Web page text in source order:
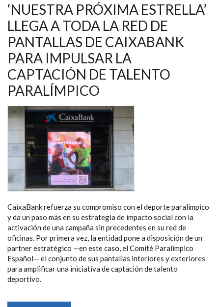
EN
EL
SUMMIT
MADRID
2026
‘NUESTRA PRÓXIMA ESTRELLA’
LLEGA A TODA LA RED DE
PANTALLAS DE CAIXABANK
PARA IMPULSAR LA
CAPTACIÓN DE TALENTO
PARALÍMPICO
CaixaBank refuerza su compromiso con el deporte paralímpico
y da un paso más en su estrategia de impacto social con la
activación de una campaña sin precedentes en su red de
oficinas. Por primera vez, la entidad pone a disposición de un
partner estratégico —en este caso, el Comité Paralímpico
Español— el conjunto de sus pantallas interiores y exteriores
para amplificar una iniciativa de captación de talento
deportivo.